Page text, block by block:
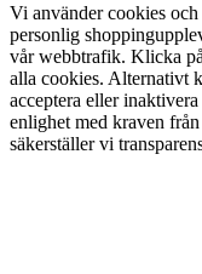
Vi använder cookies
personlig
vår webbtrafik. Klicka
alla cookies. Alternativt
acceptera eller
enlighet med kraven från
säkerställer vi